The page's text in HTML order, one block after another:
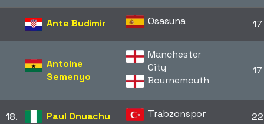
Ante Budimir Osasuna 17
Antoine
Semenyo
Manchester
City
Bournemouth
17
18. Paul Onuachu Trabzonspor 22